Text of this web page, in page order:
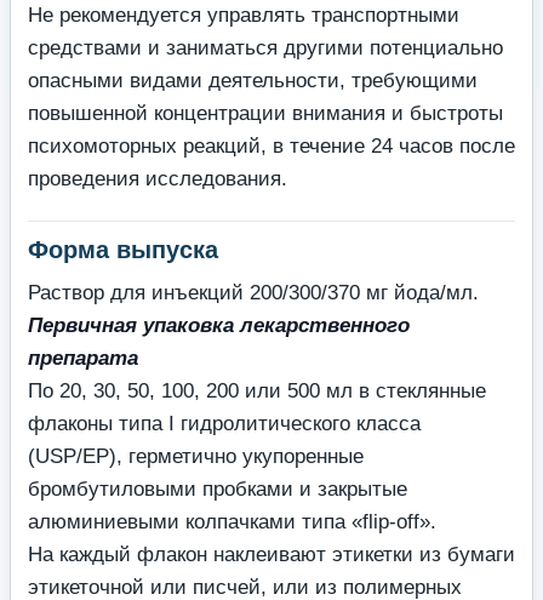
Не рекомендуется управлять транспортными
средствами и заниматься другими потенциально
опасными видами деятельности, требующими
повышенной концентрации внимания и быстроты
психомоторных реакций, в течение 24 часов после
проведения исследования.
Форма выпуска
Раствор для инъекций 200/300/370 мг йода/мл.
Первичная упаковка лекарственного
препарата
По 20, 30, 50, 100, 200 или 500 мл в стеклянные
флаконы типа I гидролитического класса
(USP/EP), герметично укупоренные
бромбутиловыми пробками и закрытые
алюминиевыми колпачками типа «flip-off».
На каждый флакон наклеивают этикетки из бумаги
этикеточной или писчей, или из полимерных